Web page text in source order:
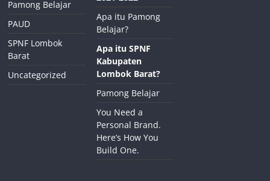
Pamong Belajar
PAUD
SPNF Lombok
Barat
Uncategorized
Apa itu Pamong
Belajar?
Apa itu SPNF
Kabupaten
Lombok Barat?
Pamong Belajar
You Need a
Personal Brand.
Here’s How You
Build One.